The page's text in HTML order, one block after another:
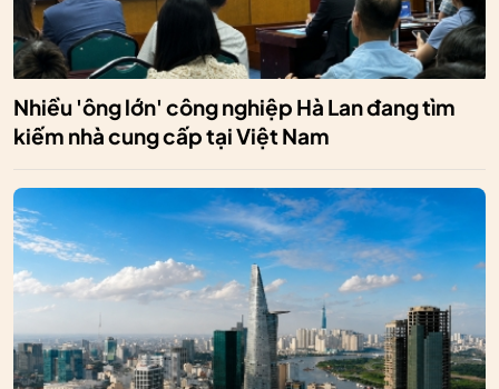
Nhiều 'ông lớn' công nghiệp Hà Lan đang tìm
kiếm nhà cung cấp tại Việt Nam